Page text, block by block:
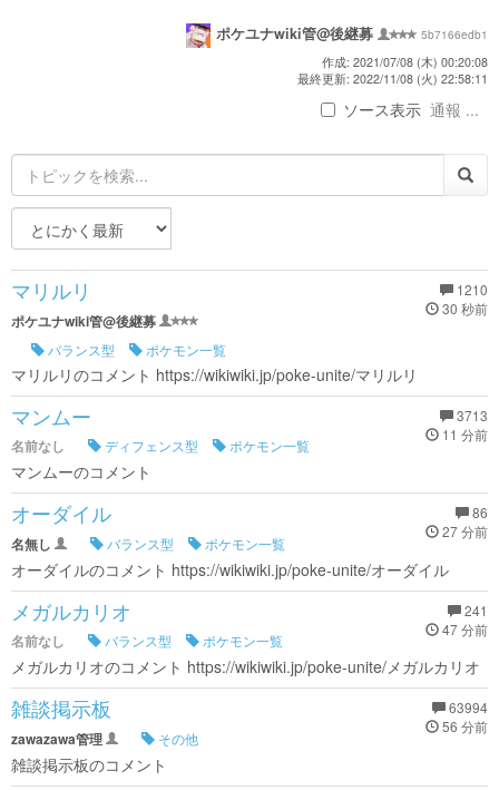
ポケユナwiki管@後継募
5b7166edb1
作成: 2021/07/08 (木) 00:20:08
最終更新: 2022/11/08 (火) 22:58:11
ソース表示 通報 ...
1210
30 秒前
マリルリ
ポケユナwiki管@後継募
バランス型 ポケモン一覧
マリルリのコメント https://wikiwiki.jp/poke-unite/マリルリ
3713
11 分前
マンムー
名前なし ディフェンス型 ポケモン一覧
マンムーのコメント
86
27 分前
オーダイル
名無し バランス型 ポケモン一覧
オーダイルのコメント https://wikiwiki.jp/poke-unite/オーダイル
241
47 分前
メガルカリオ
名前なし バランス型 ポケモン一覧
メガルカリオのコメント https://wikiwiki.jp/poke-unite/メガルカリオ
63994
56 分前
雑談掲示板
zawazawa管理 その他
雑談掲示板のコメント